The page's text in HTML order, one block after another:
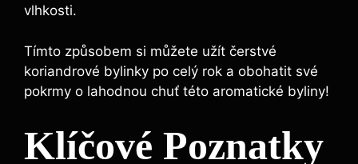
vlhkosti.
Tímto způsobem si můžete užít čerstvé
koriandrové bylinky po celý rok a obohatit své
pokrmy o lahodnou chuť této aromatické byliny!
Klíčové Poznatky